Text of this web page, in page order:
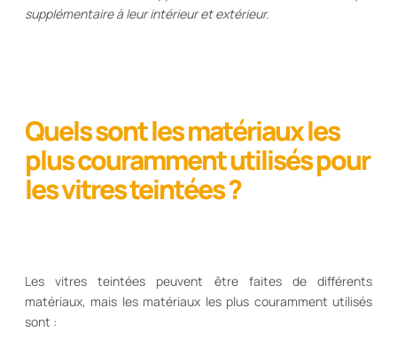
supplémentaire à leur intérieur et extérieur.
Quels sont les matériaux les
plus couramment utilisés pour
les vitres teintées ?
Les vitres teintées peuvent être faites de différents
matériaux, mais les matériaux les plus couramment utilisés
sont :